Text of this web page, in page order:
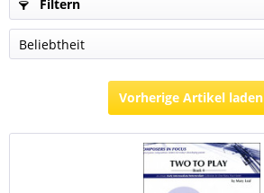
Filtern
Vorherige Artikel laden